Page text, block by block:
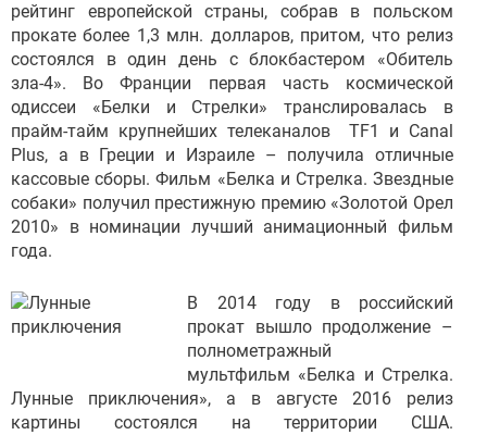
рейтинг европейской страны, собрав в польском
прокате более 1,3 млн. долларов, притом, что релиз
состоялся в один день с блокбастером «Обитель
зла-4». Во Франции первая часть космической
одиссеи «Белки и Стрелки» транслировалась в
прайм-тайм крупнейших телеканалов TF1 и Canal
Plus, а в Греции и Израиле – получила отличные
кассовые сборы. Фильм «Белка и Стрелка. Звездные
собаки» получил престижную премию «Золотой Орел
2010» в номинации лучший анимационный фильм
года.
В 2014 году в российский
прокат вышло продолжение –
полнометражный
мультфильм «Белка и Стрелка.
Лунные приключения», а в августе 2016 релиз
картины состоялся на территории США.